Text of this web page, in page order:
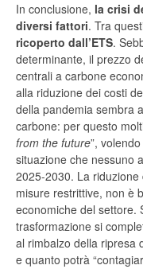
In conclusione, la crisi
diversi fattori. Tra
ricoperto dall’ETS.
determinante, il prezzo
centrali a carbone
alla riduzione dei costi
della pandemia sembra
carbone: per questo
from the future”,
situazione che nessuno
2025-2030. La
misure restrittive, non è
economiche del settore.
trasformazione si
al rimbalzo della ripresa
e quanto potrà